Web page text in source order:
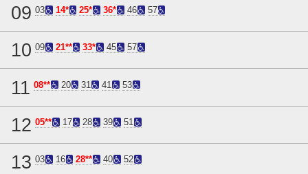
09 03 14* 25* 36* 46 57
10 09 21** 33* 45 57
11 08** 20 31 41 53
12 05** 17 28 39 51
13 03 16 28** 40 52